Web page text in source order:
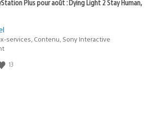
Plus pour août : Dying Light 2 Stay Human,
services, Contenu, Sony Interactive
13